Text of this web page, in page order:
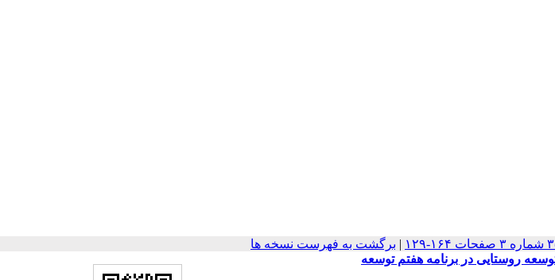
| برگشت به فهرست نسخه ها
روستایی در برنامه هفتم توسعه